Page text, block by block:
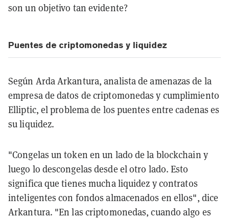
son un objetivo tan evidente?
Puentes de criptomonedas y liquidez
Según Arda Arkantura, analista de amenazas de la
empresa de datos de criptomonedas y cumplimiento
Elliptic, el problema de los puentes entre cadenas es
su liquidez.
"Congelas un token en un lado de la blockchain y
luego lo descongelas desde el otro lado. Esto
significa que tienes mucha liquidez y contratos
inteligentes con fondos almacenados en ellos", dice
Arkantura. "En las criptomonedas, cuando algo es